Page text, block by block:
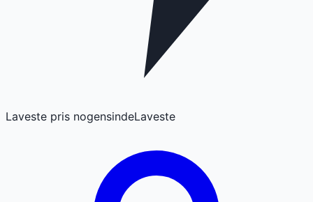
Laveste pris nogensindeLaveste